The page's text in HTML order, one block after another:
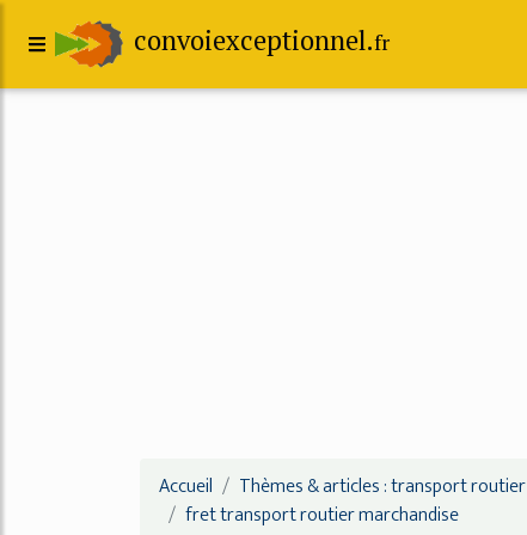
convoiexceptionnel.fr
Accueil Thèmes & articles : transport routier
fret transport routier marchandise